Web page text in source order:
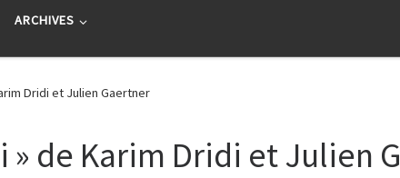
ARCHIVES
Dridi et Julien Gaertner
» de Karim Dridi et Julien